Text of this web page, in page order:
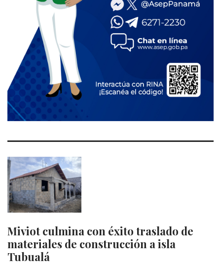
Miviot culmina con éxito traslado de
materiales de construcción a isla
Tubualá